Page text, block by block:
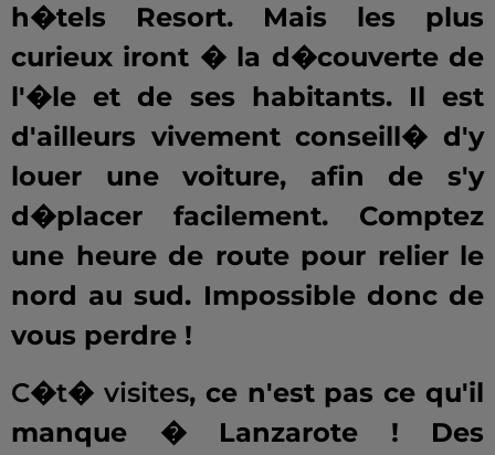
h�tels Resort. Mais les plus
curieux iront � la d�couverte de
l'�le et de ses habitants. Il est
d'ailleurs vivement conseill� d'y
louer une voiture, afin de s'y
d�placer facilement. Comptez
une heure de route pour relier le
nord au sud. Impossible donc de
vous perdre !
C�t� visites, ce n'est pas ce qu'il
manque � Lanzarote ! Des